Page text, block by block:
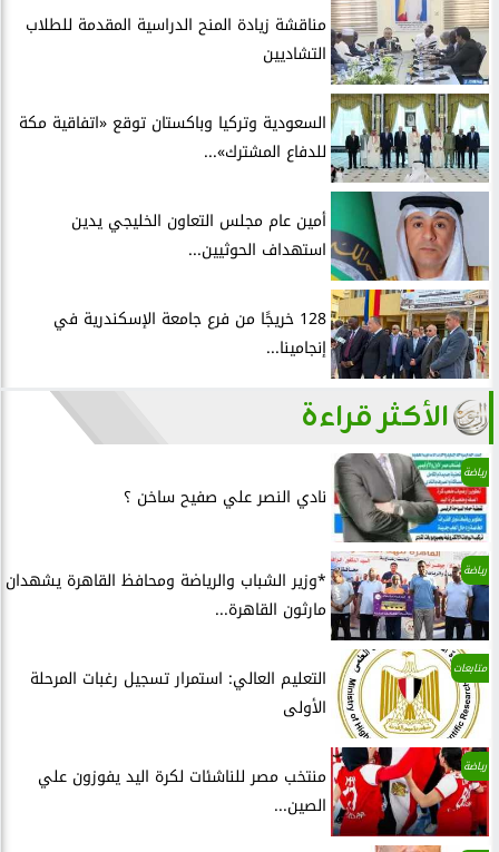
مناقشة زيادة المنح الدراسية المقدمة للطلاب
التشاديين
السعودية وتركيا وباكستان توقع «اتفاقية مكة
للدفاع المشترك»...
أمين عام مجلس التعاون الخليجي يدين
استهداف الحوثيين...
128 خريجًا من فرع جامعة الإسكندرية في
إنجامينا...
الأكثر قراءة
رياضة
نادي النصر علي صفيح ساخن ؟
رياضة
*وزير الشباب والرياضة ومحافظ القاهرة يشهدان
مارثون القاهرة...
متابعات
التعليم العالي: استمرار تسجيل رغبات المرحلة
الأولى
رياضة
منتخب مصر للناشئات لكرة اليد يفوزون علي
الصين...